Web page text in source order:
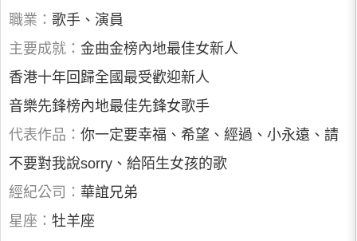
職業： 歌手、演員
主要成就： 金曲金榜內地最佳女新人
香港十年回歸全國最受歡迎新人
音樂先鋒榜內地最佳先鋒女歌手
代表作品： 你一定要幸福、希望、經過、小永遠、請
不要對我說sorry、給陌生女孩的歌
經紀公司： 華誼兄弟
星座： 牡羊座